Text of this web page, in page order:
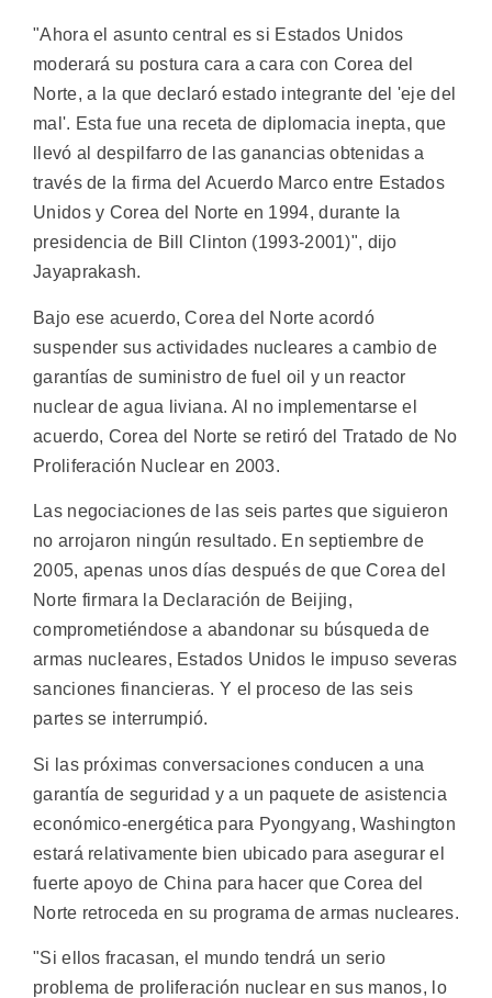
"Ahora el asunto central es si Estados Unidos
moderará su postura cara a cara con Corea del
Norte, a la que declaró estado integrante del 'eje del
mal'. Esta fue una receta de diplomacia inepta, que
llevó al despilfarro de las ganancias obtenidas a
través de la firma del Acuerdo Marco entre Estados
Unidos y Corea del Norte en 1994, durante la
presidencia de Bill Clinton (1993-2001)", dijo
Jayaprakash.
Bajo ese acuerdo, Corea del Norte acordó
suspender sus actividades nucleares a cambio de
garantías de suministro de fuel oil y un reactor
nuclear de agua liviana. Al no implementarse el
acuerdo, Corea del Norte se retiró del Tratado de No
Proliferación Nuclear en 2003.
Las negociaciones de las seis partes que siguieron
no arrojaron ningún resultado. En septiembre de
2005, apenas unos días después de que Corea del
Norte firmara la Declaración de Beijing,
comprometiéndose a abandonar su búsqueda de
armas nucleares, Estados Unidos le impuso severas
sanciones financieras. Y el proceso de las seis
partes se interrumpió.
Si las próximas conversaciones conducen a una
garantía de seguridad y a un paquete de asistencia
económico-energética para Pyongyang, Washington
estará relativamente bien ubicado para asegurar el
fuerte apoyo de China para hacer que Corea del
Norte retroceda en su programa de armas nucleares.
"Si ellos fracasan, el mundo tendrá un serio
problema de proliferación nuclear en sus manos, lo